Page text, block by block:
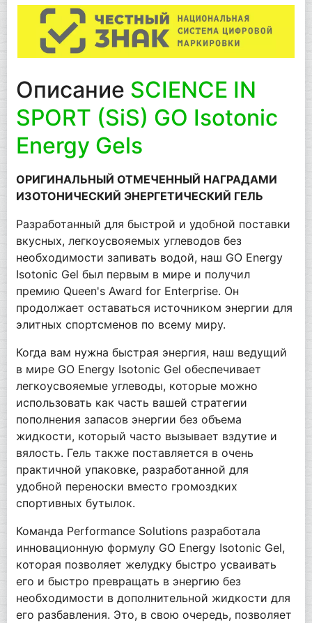
Описание SCIENCE IN
SPORT (SiS) GO Isotonic
Energy Gels
ОРИГИНАЛЬНЫЙ ОТМЕЧЕННЫЙ НАГРАДАМИ
ИЗОТОНИЧЕСКИЙ ЭНЕРГЕТИЧЕСКИЙ ГЕЛЬ
Разработанный для быстрой и удобной поставки
вкусных, легкоусвояемых углеводов без
необходимости запивать водой, наш GO Energy
Isotonic Gel был первым в мире и получил
премию Queen's Award for Enterprise. Он
продолжает оставаться источником энергии для
элитных спортсменов по всему миру.
Когда вам нужна быстрая энергия, наш ведущий
в мире GO Energy Isotonic Gel обеспечивает
легкоусвояемые углеводы, которые можно
использовать как часть вашей стратегии
пополнения запасов энергии без объема
жидкости, который часто вызывает вздутие и
вялость. Гель также поставляется в очень
практичной упаковке, разработанной для
удобной переноски вместо громоздких
спортивных бутылок.
Команда Performance Solutions разработала
инновационную формулу GO Energy Isotonic Gel,
которая позволяет желудку быстро усваивать
его и быстро превращать в энергию без
необходимости в дополнительной жидкости для
его разбавления. Это, в свою очередь, позволяет